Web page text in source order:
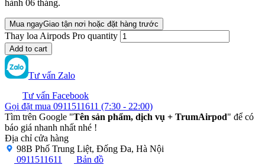
hành 06 tháng.
Mua ngayGiao tận nơi hoặc đặt hàng trước
Thay loa Airpods Pro quantity
Add to cart
Tư vấn Zalo
Tư vấn Facebook
Gọi đặt mua 0911511611 (7:30 - 22:00)
Tìm trên Google "Tên sản phẩm, dịch vụ + TrumAirpod" để có
báo giá nhanh nhất nhé !
Địa chỉ cửa hàng
98B Phố Trung Liệt, Đống Đa, Hà Nội
0911511611
Bản đồ